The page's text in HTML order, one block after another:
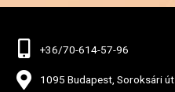
+36/70-614-57-96
1095 Budapest, Soroksári út